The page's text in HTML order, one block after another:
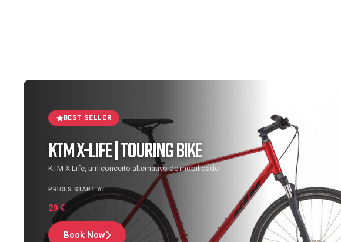
BEST SELLER
KTM X-Life | Touring Bike
KTM X-Life, um conceito alternativo de mobilidade
PRICES START AT
20€
Book Now